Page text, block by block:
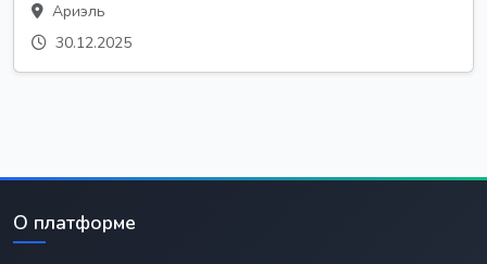
Ариэль
30.12.2025
О платформе